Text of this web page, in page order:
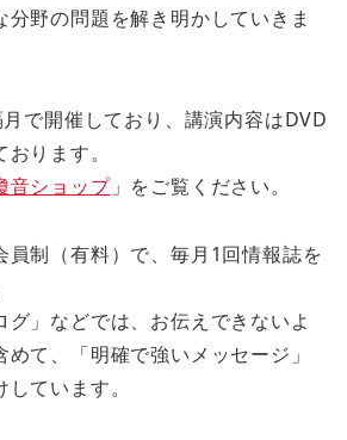
野の問題を解き明かしていきま
で開催しており、講演内容はDVD
ります。
音ショップ」をご覧ください。
員制（有料）で、毎月1回情報誌を
グ」などでは、お伝えできないよ
て、「明確で強いメッセージ」
ています。